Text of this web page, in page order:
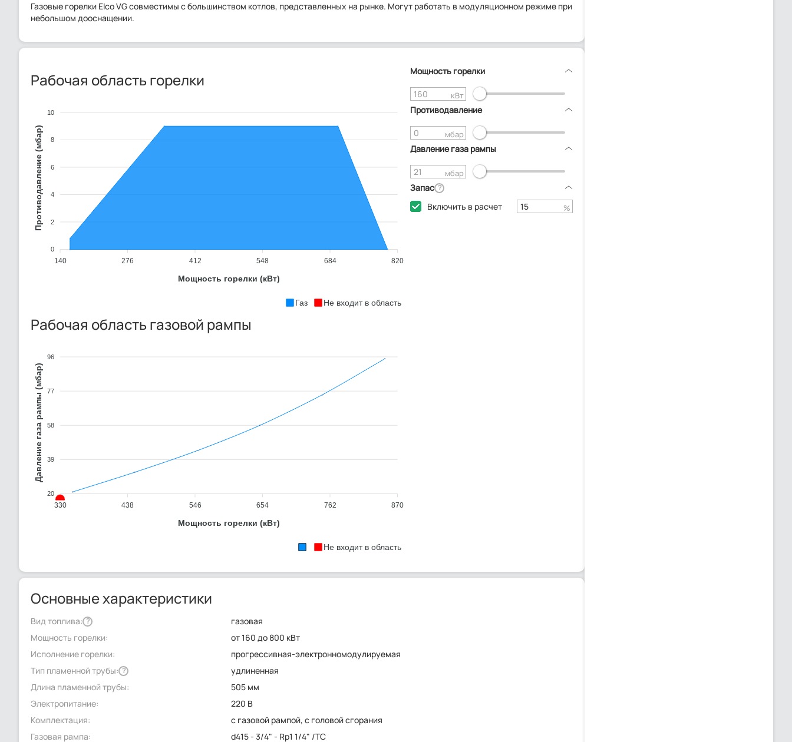
Газовые горелки Elco VG совместимы с большинством котлов, представленных на рынке. Могут работать в модуляционном режиме при
небольшом дооснащении.
Рабочая область горелки
10
8
6
4
2
0
Противодавление (мбар)
140 276 412 548 684 820
Мощность горелки (кВт)
Газ Не входит в область
Рабочая область газовой рампы
96
77
58
39
20
Давление газа рампы (мбар)
330 438 546 654 762 870
Мощность горелки (кВт)
Не входит в область
Мощность горелки
кВт
Противодавление
мбар
Давление газа рампы
мбар
Запас ?
Включить в расчет %
Основные характеристики
Вид топлива: ?
газовая
Мощность горелки:
от 160 до 800 кВт
Исполнение горелки:
прогрессивная-электронномодулируемая
Тип пламенной трубы: ?
удлиненная
Длина пламенной трубы:
505 мм
Электропитание:
220 В
Комплектация:
с газовой рампой, с головой сгорания
Газовая рампа:
d415 - 3/4" - Rp1 1/4" /TC